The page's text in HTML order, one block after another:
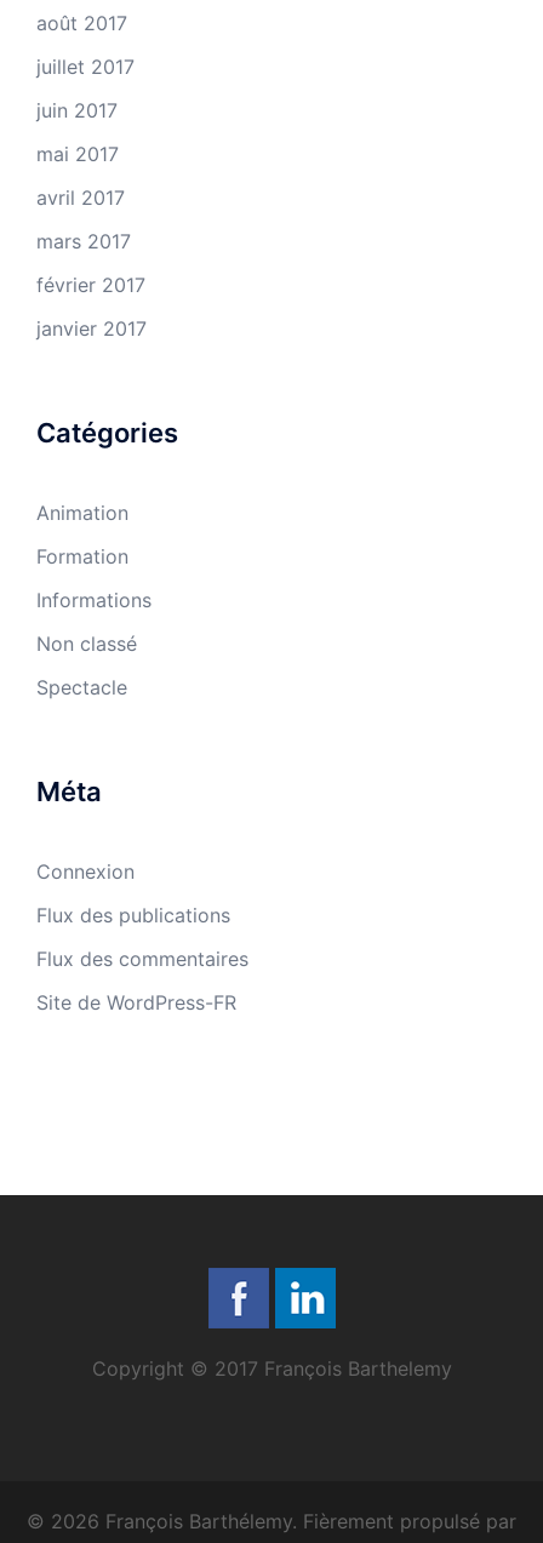
août 2017
juillet 2017
juin 2017
mai 2017
avril 2017
mars 2017
février 2017
janvier 2017
Catégories
Animation
Formation
Informations
Non classé
Spectacle
Méta
Connexion
Flux des publications
Flux des commentaires
Site de WordPress-FR
Copyright © 2017 François Barthelemy
© 2026 François Barthélemy. Fièrement propulsé par